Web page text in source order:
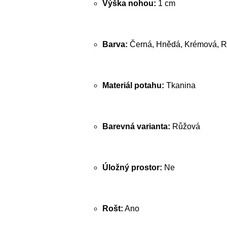
Výška nohou: 1 cm
Barva: Černá, Hnědá, Krémová,
Materiál potahu: Tkanina
Barevná varianta: Růžová
Úložný prostor: Ne
Rošt: Ano